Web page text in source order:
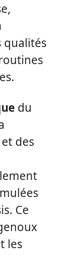
qualités
du
des
Ce
les